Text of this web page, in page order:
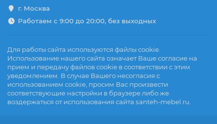
г. Москва
Работаем с 9:00 до 20:00, без выходных
Для работы сайта используются файлы cookie.
Использование нашего сайта означает Ваше согласие на
прием и передачу файлов cookie в соответствии с этим
уведомлением. В случае Вашего несогласия с
использованием cookie, просим Вас произвести
соответствующие настройки в браузере либо же
воздержаться от использования сайта santeh-mebel.ru.